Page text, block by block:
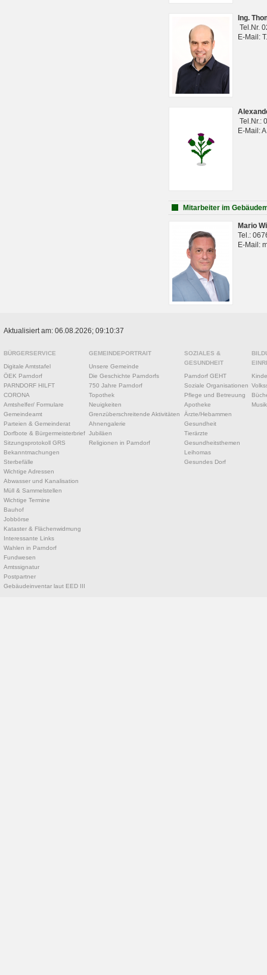
Ing.
Tel.Nr.
E-Mail:
Tel.Nr.:
E-Mail:
Mitarbeiter im
Mario
Tel.:
E-Mail:
Aktualisiert am: 06.08.2026; 09:10:37
BÜRGERSERVICE
Digitale Amtstafel
ÖEK Parndorf
PARNDORF HILFT
CORONA
Amtshelfer/ Formulare
Gemeindeamt
Parteien & Gemeinderat
Dorfbote & Bürgermeisterbrief
Sitzungsprotokoll GRS
Bekanntmachungen
Sterbefälle
Wichtige Adressen
Abwasser und Kanalisation
Müll & Sammelstellen
Wichtige Termine
Bauhof
Jobbörse
Kataster & Flächenwidmung
Interessante Links
Wahlen in Parndorf
Fundwesen
Amtssignatur
Postpartner
Gebäudeinventar laut EED III
GEMEINDEPORTRAIT
Unsere Gemeinde
Die Geschichte Parndorfs
750 Jahre Parndorf
Topothek
Neuigkeiten
Grenzüberschreitende Aktivitäten
Ahnengalerie
Jubiläen
Religionen in Parndorf
SOZIALES &
GESUNDHEIT
Parndorf GEHT
Soziale Organisationen
Pflege und Betreuung
Apotheke
Ärzte/Hebammen
Gesundheit
Tierärzte
Gesundheitsthemen
Leihomas
Gesundes Dorf